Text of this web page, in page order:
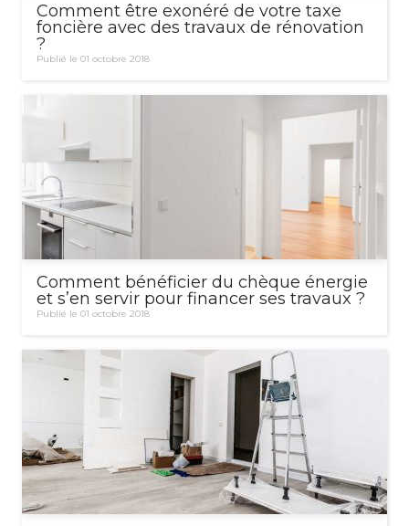
Comment être exonéré de votre taxe
foncière avec des travaux de rénovation
?
Publié le 01 octobre 2018
Comment bénéficier du chèque énergie
et s’en servir pour financer ses travaux ?
Publié le 01 octobre 2018